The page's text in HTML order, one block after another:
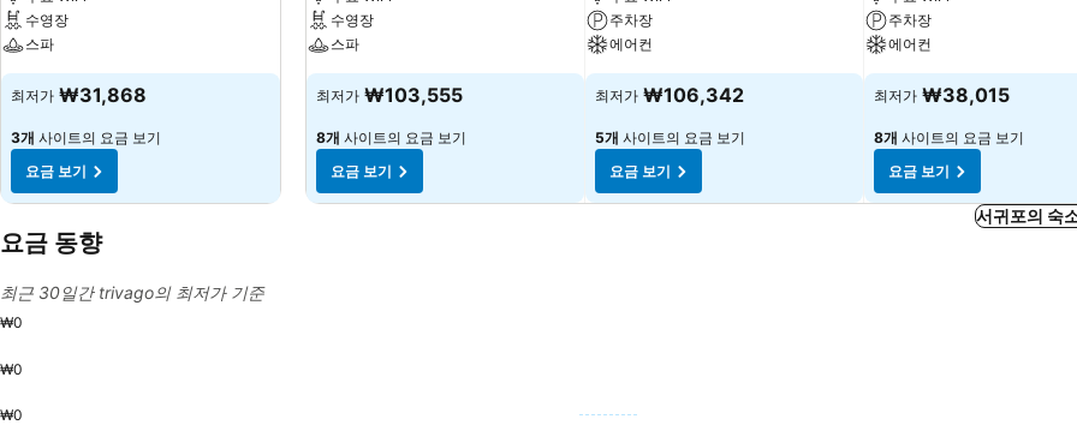
수영장
스파
최저가 ₩31,868
3개 사이트의 요금 보기
요금 보기
수영장
스파
최저가 ₩103,555
8개 사이트의 요금 보기
요금 보기
주차장
에어컨
최저가 ₩106,342
5개 사이트의 요금 보기
요금 보기
주차장
에어컨
최저가 ₩38,015
8개 사이트의 요금 보기
요금 보기
서귀포의 숙
요금 동향
최근 30일간 trivago의 최저가 기준
₩0
₩0
₩0